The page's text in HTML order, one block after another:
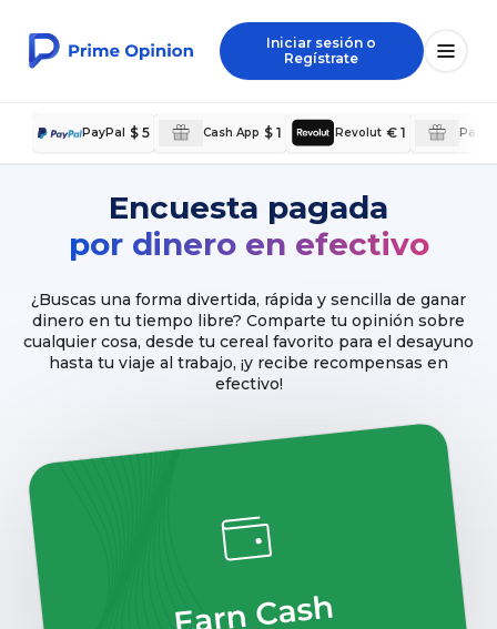
Iniciar sesión o
Regístrate
PayPal $ 5 Cash App $ 1 Revolut € 1
Encuesta pagada
por dinero en efectivo
¿Buscas una forma divertida, rápida y sencilla de ganar
dinero en tu tiempo libre? Comparte tu opinión sobre
cualquier cosa, desde tu cereal favorito para el desayuno
hasta tu viaje al trabajo, ¡y recibe recompensas en
efectivo!